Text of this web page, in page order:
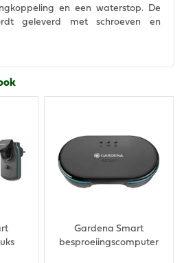
en een waterstop. De
geleverd met schroeven en
Gardena Smart
besproeiingscomputer